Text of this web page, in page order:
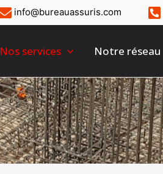
info@bureauassuris.com
Nos services Notre réseau